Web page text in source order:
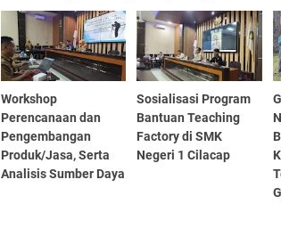
Workshop
Perencanaan dan
Pengembangan
Produk/Jasa, Serta
Analisis Sumber Daya
Sosialisasi Program
Bantuan Teaching
Factory di SMK
Negeri 1 Cilacap